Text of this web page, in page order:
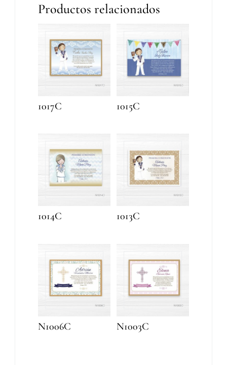
Productos relacionados
1017C 1015C
1014C 1013C
N1006C N1003C